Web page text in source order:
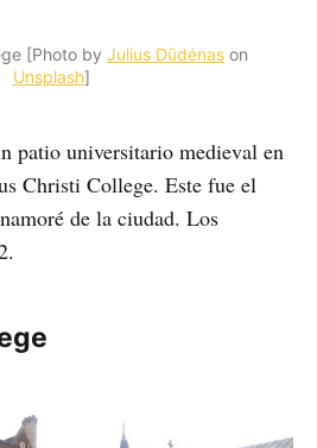
[Photo by Julius Dūdėnas
Unsplash]
patio universitario medieval en
Christi College. Este fue el
de la ciudad. Los